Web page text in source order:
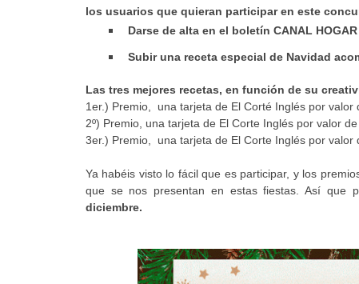
los usuarios que quieran participar en este
Darse de alta en el boletín CANAL
Subir una receta especial de Navidad
Las tres mejores recetas, en función de su
1er.) Premio, una tarjeta de El Corté Inglés por valor
2º) Premio, una tarjeta de El Corte Inglés por valor de
3er.) Premio, una tarjeta de El Corte Inglés por valor
Ya habéis visto lo fácil que es participar, y los
que se nos presentan en estas fiestas. Así que
diciembre.